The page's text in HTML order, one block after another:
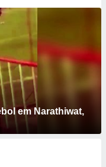
em Narathiwat,